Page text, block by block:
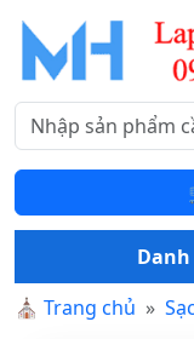
⛪ Trang chủ